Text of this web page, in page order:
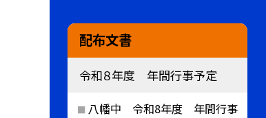
配布文書
令和８年度 年間行事予定
八幡中 令和8年度 年間行事